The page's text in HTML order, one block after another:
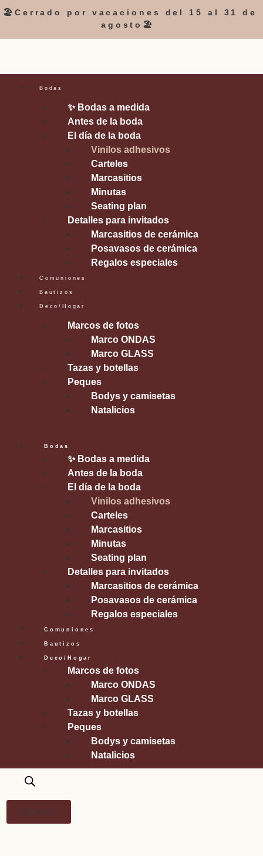
🏖️Cerrado por vacaciones del 15 al 31 de
agosto🏖️
Bodas
✨ Bodas a medida
Antes de la boda
El día de la boda
Vinilos adhesivos
Carteles
Marcasitios
Minutas
Seating plan
Detalles para invitados
Marcasitios de cerámica
Posavasos de cerámica
Regalos especiales
Comuniones
Bautizos
Deco/Hogar
Marcos de fotos
Marco ONDAS
Marco GLASS
Tazas y botellas
Peques
Bodys y camisetas
Natalicios
Bodas
✨ Bodas a medida
Antes de la boda
El día de la boda
Vinilos adhesivos
Carteles
Marcasitios
Minutas
Seating plan
Detalles para invitados
Marcasitios de cerámica
Posavasos de cerámica
Regalos especiales
Comuniones
Bautizos
Deco/Hogar
Marcos de fotos
Marco ONDAS
Marco GLASS
Tazas y botellas
Peques
Bodys y camisetas
Natalicios
0,00 € 0